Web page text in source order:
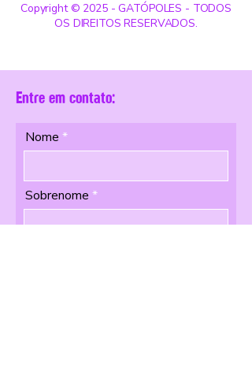
Copyright © 2025 - GATÓPOLES - TODOS
OS DIREITOS RESERVADOS.
Entre em contato:
Nome
Sobrenome